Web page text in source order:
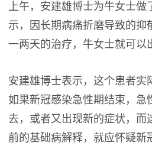
上午，安建雄博士为牛女士做
示，因长期病痛折磨导致的抑
一两天的治疗，牛女士就可以
安建雄博士表示，这个患者实
如果新冠感染急性期结束，急
去，或者又出现新的症状，而
前的基础病解释，就应怀疑新